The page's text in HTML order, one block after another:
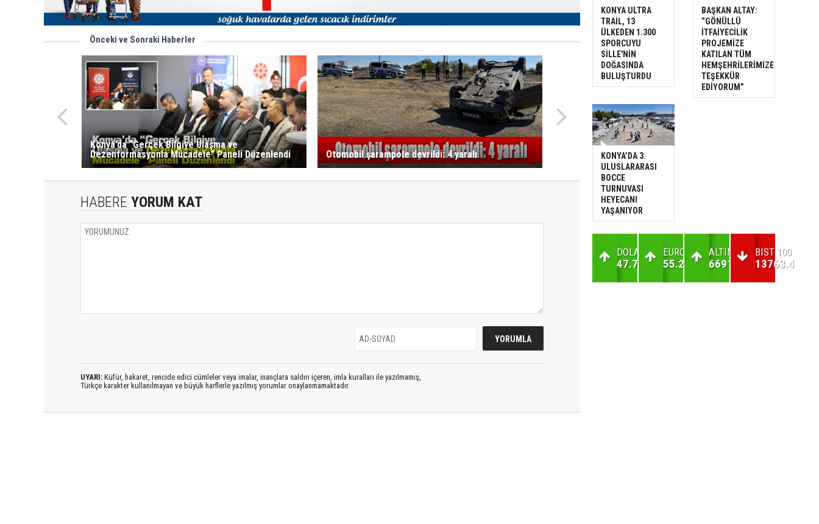
Önceki ve Sonraki Haberler
Konya’da “Gerçek Bilgiye Ulaşma ve
Dezenformasyonla Mücadele” Paneli Düzenlendi
Otomobil şarampole devrildi: 4 yaralı
HABERE YORUM KAT
UYARI: Küfür, hakaret, rencide edici cümleler veya imalar, inançlara saldırı içeren, imla kuralları ile yazılmamış,
Türkçe karakter kullanılmayan ve büyük harflerle yazılmış yorumlar onaylanmamaktadır.
KONYA ULTRA
TRAİL, 13
ÜLKEDEN 1.300
SPORCUYU
SİLLE'NİN
DOĞASINDA
BULUŞTURDU
BAŞKAN ALTAY:
“GÖNÜLLÜ
İTFAİYECİLİK
PROJEMİZE
KATILAN TÜM
HEMŞEHRİLERİMİZE
TEŞEKKÜR
EDİYORUM”
KONYA’DA 3.
ULUSLARARASI
BOCCE
TURNUVASI
HEYECANI
YAŞANIYOR
DOLAR
47.7
EURO
55.21
ALTIN
6691.98
BIST 100
13763.4